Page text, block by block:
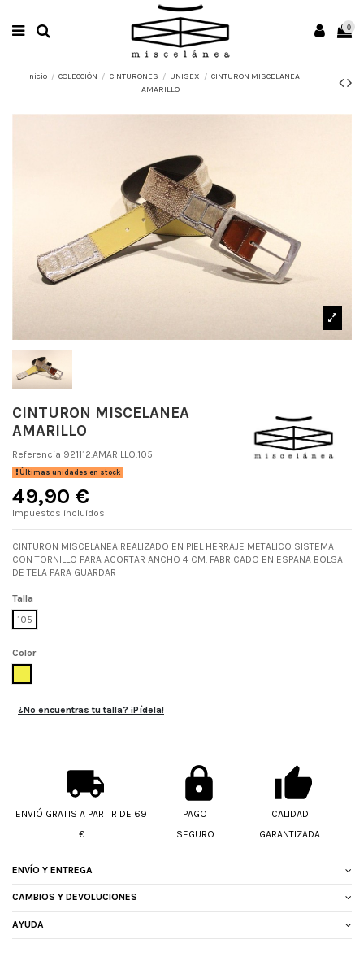
0
Inicio COLECCIÓN CINTURONES UNISEX
CINTURON MISCELANEA
AMARILLO
CINTURON MISCELANEA
AMARILLO
Referencia 921112.AMARILLO.105
Últimas unidades en stock
49,90 €
Impuestos incluidos
CINTURON MISCELANEA REALIZADO EN PIEL HERRAJE METALICO SISTEMA
CON TORNILLO PARA ACORTAR ANCHO 4 CM. FABRICADO EN ESPANA BOLSA
DE TELA PARA GUARDAR
Talla
105
Color
¿No encuentras tu talla? ¡Pídela!
ENVIÓ GRATIS A PARTIR DE 69
€
PAGO
SEGURO
CALIDAD
GARANTIZADA
ENVÍO Y ENTREGA
CAMBIOS Y DEVOLUCIONES
AYUDA